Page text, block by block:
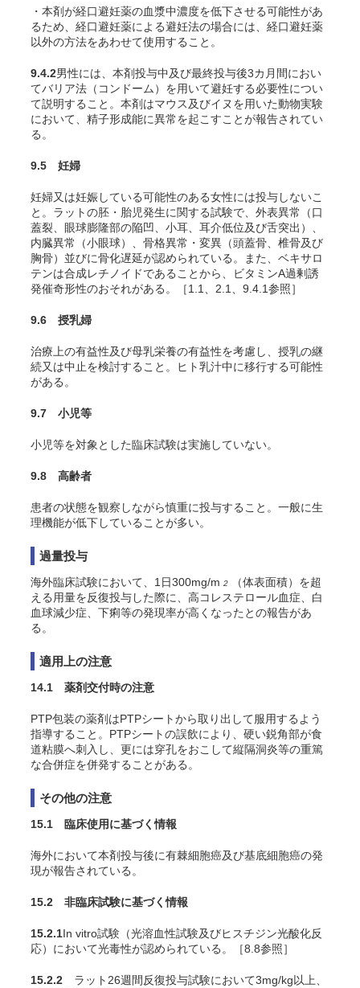
・本剤が経口避妊薬の血漿中濃度を低下させる可能性があ
るため、経口避妊薬による避妊法の場合には、経口避妊薬
以外の方法をあわせて使用すること。
9.4.2男性には、本剤投与中及び最終投与後3カ月間におい
てバリア法（コンドーム）を用いて避妊する必要性につい
て説明すること。 本剤はマウス及びイヌを用いた動物実験
において、精子形成能に異常を起こすことが報告されてい
る。
9.5 妊婦
妊婦又は妊娠している可能性のある女性には投与しないこ
と。ラットの胚・胎児発生に関する試験で、外表異常（口
蓋裂、眼球膨隆部の陥凹、小耳、耳介低位及び舌突出）、
内臓異常（小眼球）、骨格異常・変異（頭蓋骨、椎骨及び
胸骨）並びに骨化遅延が認められている。また、ベキサロ
テンは合成レチノイドであることから、ビタミンA過剰誘
発催奇形性のおそれがある。［1.1、2.1、9.4.1参照］
9.6 授乳婦
治療上の有益性及び母乳栄養の有益性を考慮し、授乳の継
続又は中止を検討すること。ヒト乳汁中に移行する可能性
がある。
9.7 小児等
小児等を対象とした臨床試験は実施していない。
9.8 高齢者
患者の状態を観察しながら慎重に投与すること。一般に生
理機能が低下していることが多い。
過量投与
海外臨床試験において、1日300mg/m 2
（体表面積）を超
える用量を反復投与した際に、高コレステロール血症、白
血球減少症、下痢等の発現率が高くなったとの報告があ
る。
適用上の注意
14.1 薬剤交付時の注意
PTP包装の薬剤はPTPシートから取り出して服用するよう
指導すること。PTPシートの誤飲により、硬い鋭角部が食
道粘膜へ刺入し、更には穿孔をおこして縦隔洞炎等の重篤
な合併症を併発することがある。
その他の注意
15.1 臨床使用に基づく情報
海外において本剤投与後に有棘細胞癌及び基底細胞癌の発
現が報告されている。
15.2 非臨床試験に基づく情報
15.2.1In vitro試験（光溶血性試験及びヒスチジン光酸化反
応）において光毒性が認められている。［8.8参照］
15.2.2 ラット26週間反復投与試験において3mg/kg以上、